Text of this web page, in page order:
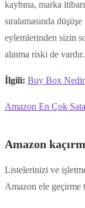
kaybına, marka
sıralamasında
eylemlerinden sizin
alınma riski de vardır.
İlgili: Buy Box
Amazon En Çok
Amazon
Listelerinizi ve
Amazon ele geçirme